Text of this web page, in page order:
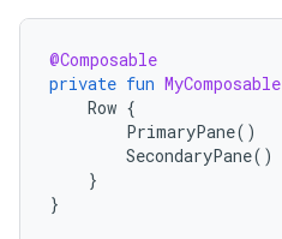
@Composable
private fun MyComposable
Row {
PrimaryPane()
SecondaryPane()
}
}